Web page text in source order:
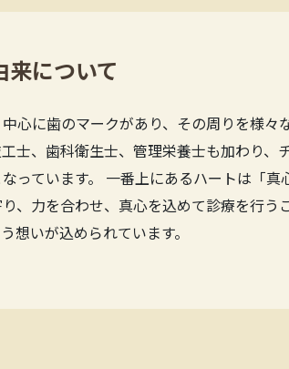
来について
心に歯のマークがあり、その周りを様
士、歯科衛生士、管理栄養士も加わり
っています。 一番上にあるハートは「
、力を合わせ、真心を込めて診療を行
想いが込められています。